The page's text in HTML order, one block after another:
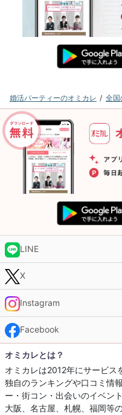
婚活パーティーのオミカレ 全国
LINE
X
Instagram
Facebook
オミカレとは？
オミカレは2012年にサービス
独自のランキングや口コミ情
ー・街コン・出会いのイベン
大阪、名古屋、札幌、福岡等